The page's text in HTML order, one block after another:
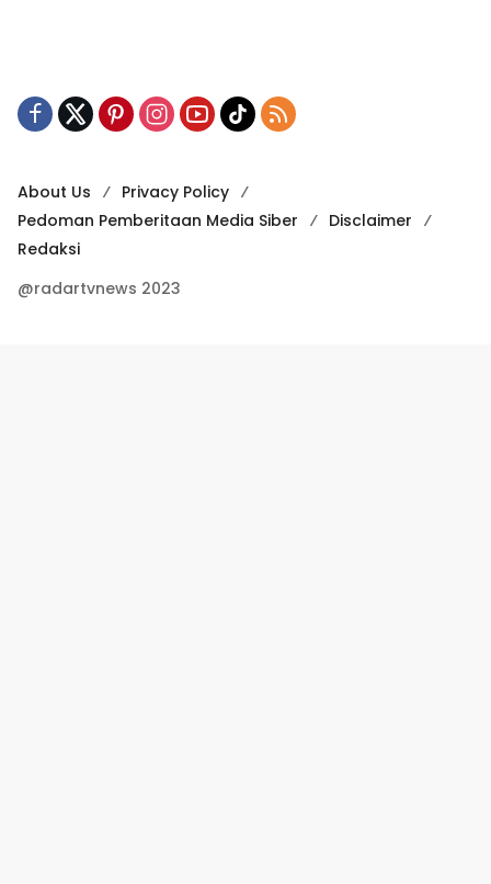
About Us
Privacy Policy
Pedoman Pemberitaan Media Siber
Disclaimer
Redaksi
@radartvnews 2023